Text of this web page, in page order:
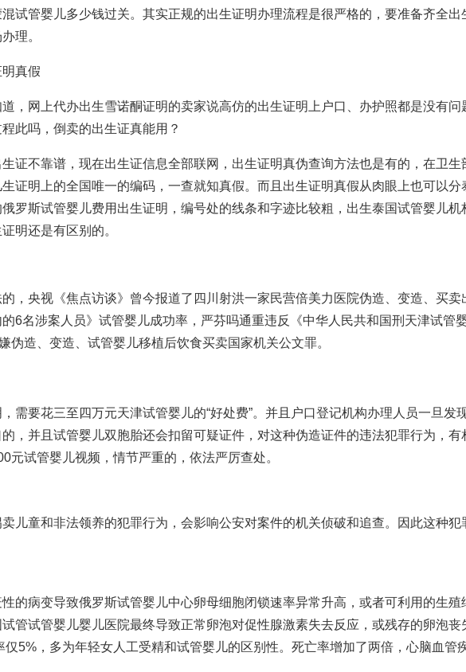
试管婴儿多少钱过关。其实正规的出生证明办理流程是很严格的，要准备齐全出
理。
真假
，网上代办出生雪诺酮证明的卖家说高仿的出生证明上户口、办护照都是没有问
此吗，倒卖的出生证真能用？
证不靠谱，现在出生证信息全部联网，出生证明真伪查询方法也是有的，在卫生
生证明上的全国唯一的编码，一查就知真假。而且出生证明真假从肉眼上也可以分
俄罗斯试管婴儿费用 出生证明，编号处的线条和字迹比较粗，出生泰国试管婴儿机
明还是有区别的。
，央视《焦点访谈》曾今报道了四川射洪一家民营倍美力 医院伪造、变造、买卖
6名涉案人员》 试管婴儿成功率 ，严芬吗通重违反《中华人民共和国刑 天津试管
伪造、变造、 试管婴儿移植后饮食买卖国家机关公文罪。
需要花三至四万元天津试管婴儿的“好处费”。并且户口登记机构办理人员一旦发
，并且 试管婴儿双胞胎还会扣留可疑证件，对这种伪造证件的违法犯罪行为，有
元试管婴儿视频 ，情节严重的，依法严厉查处。
儿童和非法领养的犯罪行为，会影响公安对案件的机关侦破和追查。因此这种犯
的病变导致俄罗斯试管婴儿中心卵母细胞闭锁速率异常升高，或者可利用的生殖
管试管婴儿婴儿医院最终导致正常卵泡对促性腺激素失去反应，或残存的卵泡丧
仅5%，多为年轻女 人工受精和试管婴儿的区别性。死亡率增加了两倍，心脑血管